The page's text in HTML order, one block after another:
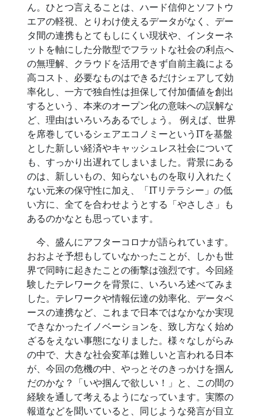
ん。ひとつ言えることは、ハード信仰とソフトウ
エアの軽視、とりわけ使えるデータがなく、デー
タ間の連携もとてもしにくい現状や、インターネ
ットを軸にした分散型でフラットな社会の利点へ
の無理解、クラウドを活用できず自前主義による
高コスト、必要なものはできるだけシェアして効
率化し、一方で独自性は担保して付加価値を創出
するという、本来のオープン化の意味への誤解な
ど、理由はいろいろあるでしょう。 例えば、世界
を席巻しているシェアエコノミーというITを基盤
とした新しい経済やキャッシュレス社会について
も、すっかり出遅れてしまいました。背景にある
のは、新しいもの、知らないものを取り入れたく
ない元来の保守性に加え、「ITリテラシー」の低
い方に、全てを合わせようとする「やさしさ」も
あるのかなとも思っています。
今、盛んにアフターコロナが語られています。
おおよそ予想もしていなかったことが、しかも世
界で同時に起きたことの衝撃は強烈です。今回経
験したテレワークを背景に、いろいろ述べてみま
した。テレワークや情報伝達の効率化、データベ
ースの連携など、これまで日本ではなかなか実現
できなかったイノベーションを、致し方なく始め
ざるをえない事態になりました。様々なしがらみ
の中で、大きな社会変革は難しいと言われる日本
が、今回の危機の中、やっとそのきっかけを掴ん
だのかな？「いや掴んで欲しい！」と、この間の
経験を通して考えるようになっています。実際の
報道などを聞いていると、同じような発言が目立